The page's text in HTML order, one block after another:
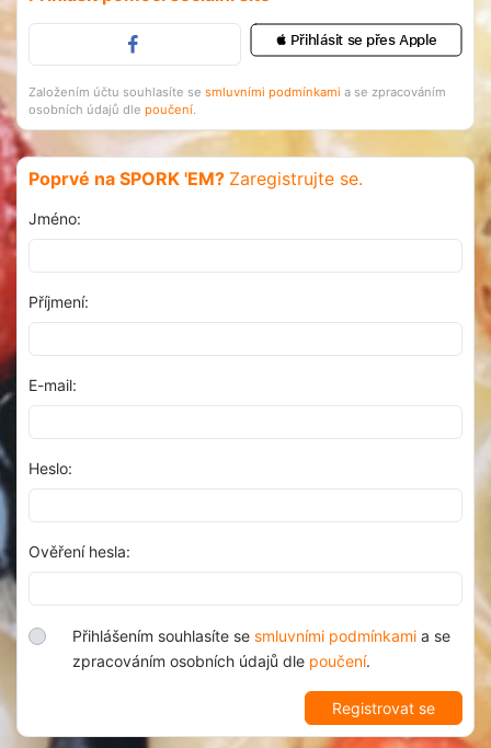
 Přihlásit se přes Apple
Založením účtu souhlasíte se smluvními podmínkami a se zpracováním
osobních údajů dle poučení.
Poprvé na SPORK 'EM? Zaregistrujte se.
Jméno:
Příjmení:
E-mail:
Heslo:
Ověření hesla:
Přihlášením souhlasíte se smluvními podmínkami a se
zpracováním osobních údajů dle poučení.